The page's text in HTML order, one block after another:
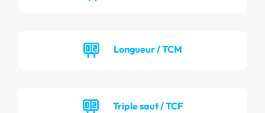
Longueur / TCM
Triple saut / TCF